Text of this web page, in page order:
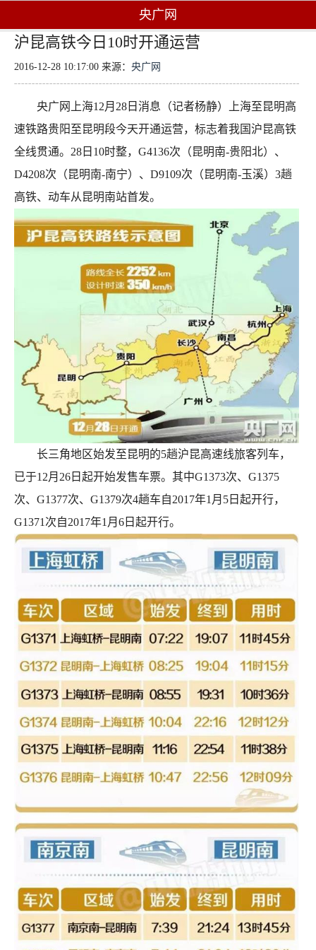
央广网
沪昆高铁今日10时开通运营
2016-12-28 10:17:00 来源： 央广网
央广网上海12月28日消息（记者杨静）上海至昆明高
速铁路贵阳至昆明段今天开通运营，标志着我国沪昆高铁
全线贯通。28日10时整，G4136次（昆明南-贵阳北）、
D4208次（昆明南-南宁）、D9109次（昆明南-玉溪）3趟
高铁、动车从昆明南站首发。
长三角地区始发至昆明的5趟沪昆高速线旅客列车，
已于12月26日起开始发售车票。其中G1373次、G1375
次、G1377次、G1379次4趟车自2017年1月5日起开行，
G1371次自2017年1月6日起开行。